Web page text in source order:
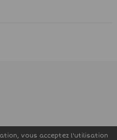
vous acceptez l'utilisation